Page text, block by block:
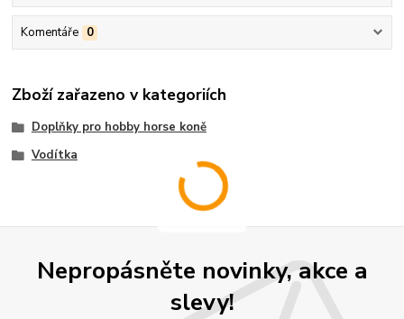
Komentáře 0
Zboží zařazeno v kategoriích
Doplňky pro hobby horse koně
Vodítka
Nepropásněte novinky, akce a
slevy!